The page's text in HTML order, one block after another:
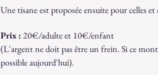
Une tisane est proposée ensuite pour celles
Prix : 20€/adulte et 10€/enfant
(L'argent ne doit pas être un frein. Si ce
possible aujourd'hui).